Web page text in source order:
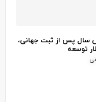
سال پس از ثبت جهانی،
توسعه